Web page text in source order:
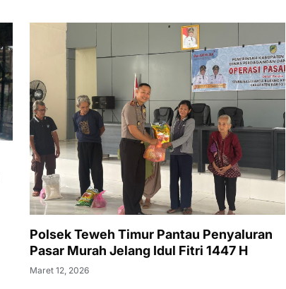
Polsek Teweh Timur Pantau Penyaluran
Pasar Murah Jelang Idul Fitri 1447 H
Maret 12, 2026